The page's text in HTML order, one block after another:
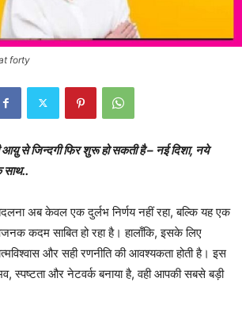
forty
से जिन्दगी फिर शुरू हो सकती है – नई दिशा, नये
साथ..
अब केवल एक दुर्लभ निर्णय नहीं रहा, बल्कि यह एक
कदम साबित हो रहा है। हालाँकि, इसके लिए
और सही रणनीति की आवश्यकता होती है। इस
और नेटवर्क बनाया है, वही आपकी सबसे बड़ी